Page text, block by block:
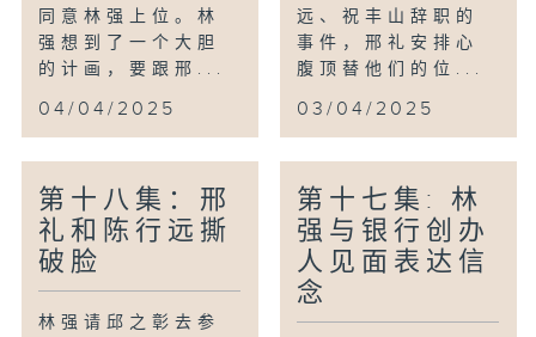
同意林强上位。林
强想到了一个大胆
的计画，要跟邢...
04/04/2025
远、祝丰山辞职的
事件，邢礼安排心
腹顶替他们的位...
03/04/2025
第十八集：邢
礼和陈行远撕
破脸
林强请邱之彰去参
第十七集: 林
强与银行创办
人见面表达信
念